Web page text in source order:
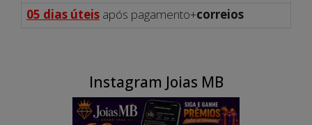
05 dias úteisapós pagamento+correios
Instagram Joias MB